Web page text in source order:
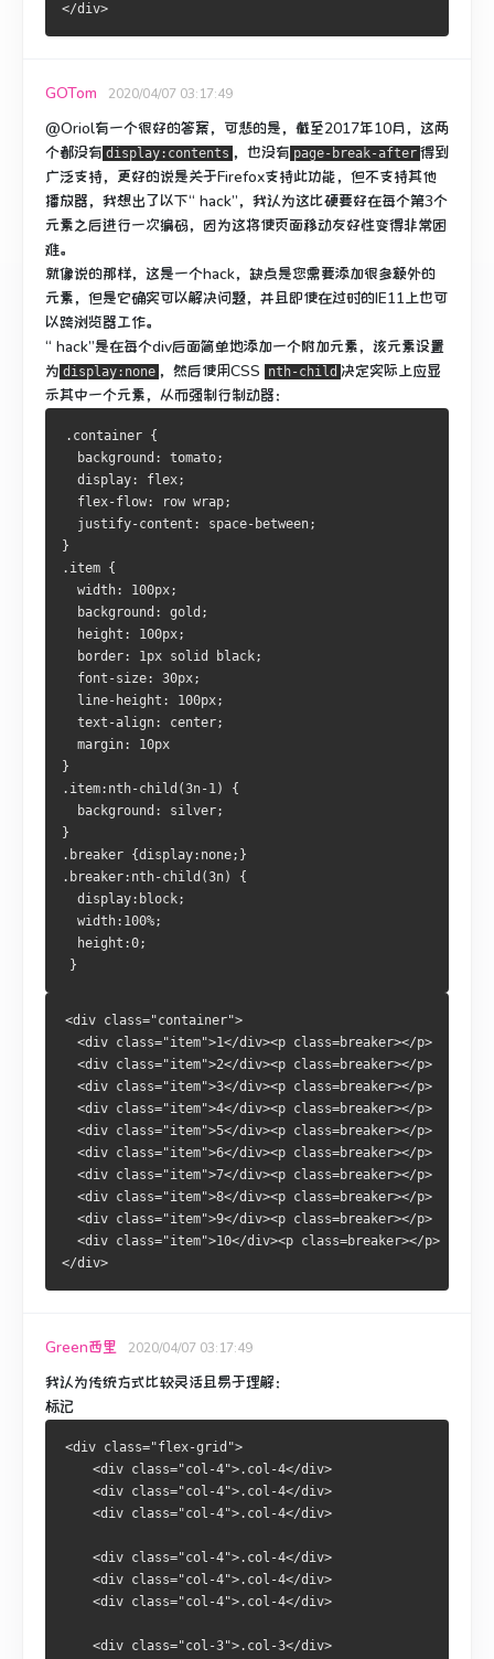
</div>
GOTom 2020/04/07 03:17:49
@Oriol有一个很好的答案，可悲的是，截至2017年10月，这两
个都没有 display:contents ，也没有 page-break-after 得到
广泛支持，更好的说是关于Firefox支持此功能，但不支持其他
播放器，我想出了以下“ hack”，我认为这比硬要好在每个第3个
元素之后进行一次编码，因为这将使页面移动友好性变得非常困
难。
就像说的那样，这是一个hack，缺点是您需要添加很多额外的
元素，但是它确实可以解决问题，并且即使在过时的IE11上也可
以跨浏览器工作。
“ hack”是在每个div后面简单地添加一个附加元素，该元素设置
为 display:none ，然后使用CSS nth-child 决定实际上应显
示其中一个元素，从而强制行制动器：
.container {
  background: tomato;
  display: flex;
  flex-flow: row wrap;
  justify-content: space-between;
}
.item {
  width: 100px;
  background: gold;
  height: 100px;
  border: 1px solid black;
  font-size: 30px;
  line-height: 100px;
  text-align: center;
  margin: 10px
}
.item:nth-child(3n-1) {
  background: silver;
}
.breaker {display:none;}
.breaker:nth-child(3n) {
  display:block;
  width:100%;
  height:0;
}
<div class="container">
  <div class="item">1</div><p class=breaker></p>
  <div class="item">2</div><p class=breaker></p>
  <div class="item">3</div><p class=breaker></p>
  <div class="item">4</div><p class=breaker></p>
  <div class="item">5</div><p class=breaker></p>
  <div class="item">6</div><p class=breaker></p>
  <div class="item">7</div><p class=breaker></p>
  <div class="item">8</div><p class=breaker></p>
  <div class="item">9</div><p class=breaker></p>
  <div class="item">10</div><p class=breaker></p>
</div>
Green西里 2020/04/07 03:17:49
我认为传统方式比较灵活且易于理解：
标记
<div class="flex-grid">
    <div class="col-4">.col-4</div>
    <div class="col-4">.col-4</div>
    <div class="col-4">.col-4</div>
    <div class="col-4">.col-4</div>
    <div class="col-4">.col-4</div>
    <div class="col-4">.col-4</div>
    <div class="col-3">.col-3</div>